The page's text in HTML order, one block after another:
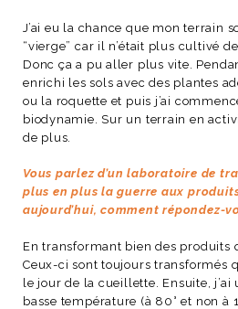
J’ai eu la chance que mon terrain
“vierge” car il n’était plus cultivé
Donc ça a pu aller plus vite.
enrichi les sols avec des plantes
ou la roquette et puis j’ai
biodynamie. Sur un terrain en
de plus.
Vous parlez d’un laboratoire de
plus en plus la guerre aux
aujourd’hui, comment répondez-
En transformant bien des produits
Ceux-ci sont toujours transformés
le jour de la cueillette. Ensuite,
basse température (à 80° et non à